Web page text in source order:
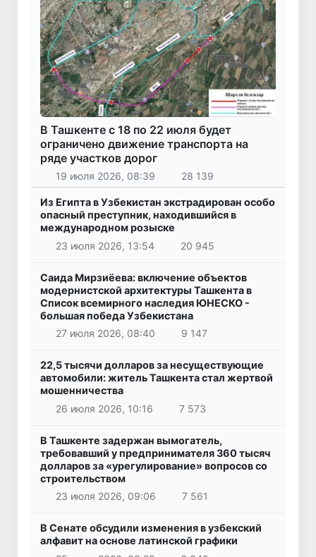
В Ташкенте с 18 по 22 июля будет
ограничено движение транспорта на
ряде участков дорог
19 июля 2026, 08:39 28 139
Из Египта в Узбекистан экстрадирован особо
опасный преступник, находившийся в
международном розыске
23 июля 2026, 13:54
20 945
Саида Мирзиёева: включение объектов
модернистской архитектуры Ташкента в
Список всемирного наследия ЮНЕСКО -
большая победа Узбекистана
27 июля 2026, 08:40
9 147
22,5 тысячи долларов за несуществующие
автомобили: житель Ташкента стал жертвой
мошенничества
26 июля 2026, 10:16
7 573
В Ташкенте задержан вымогатель,
требовавший у предпринимателя 360 тысяч
долларов за «урегулирование» вопросов со
строительством
23 июля 2026, 09:06
7 561
В Сенате обсудили изменения в узбекский
алфавит на основе латинской графики